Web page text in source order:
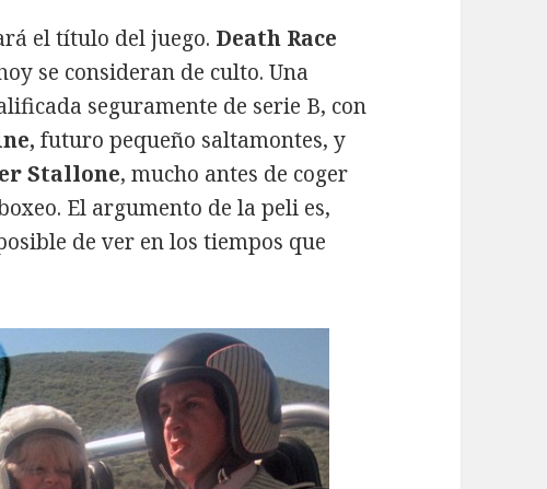
el título del juego. Death Race
se consideran de culto. Una
seguramente de serie B, con
futuro pequeño saltamontes, y
Stallone, mucho antes de coger
El argumento de la peli es,
de ver en los tiempos que